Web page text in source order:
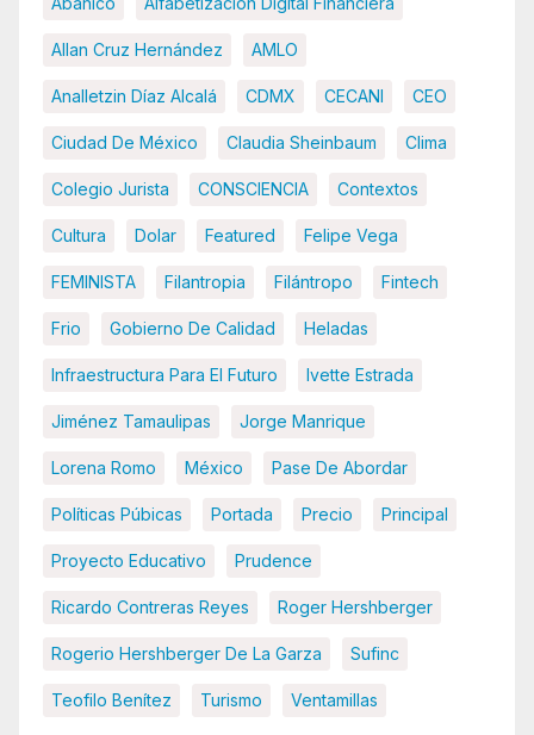
Allan Cruz Hernández AMLO
Analletzin Díaz Alcalá CDMX CECANI CEO
Ciudad De México Claudia Sheinbaum Clima
Colegio Jurista CONSCIENCIA Contextos
Cultura Dolar Featured Felipe Vega
FEMINISTA Filantropia Filántropo Fintech
Frio Gobierno De Calidad Heladas
Infraestructura Para El Futuro Ivette Estrada
Jiménez Tamaulipas Jorge Manrique
Lorena Romo México Pase De Abordar
Políticas Púbicas Portada Precio Principal
Proyecto Educativo Prudence
Ricardo Contreras Reyes Roger Hershberger
Rogerio Hershberger De La Garza Sufinc
Teofilo Benítez Turismo Ventamillas